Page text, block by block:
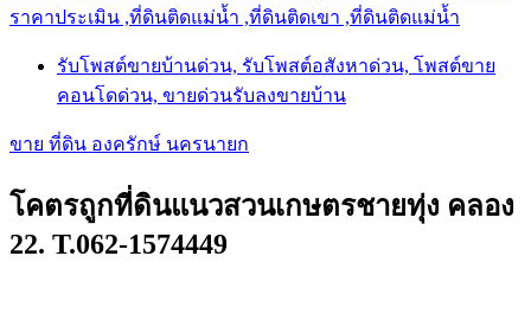
ราคาประเมิน ,ที่ดินติดแม่น้ำ ,ที่ดินติดเขา ,ที่ดินติดแม่น้ำ
รับโพสต์ขายบ้านด่วน, รับโพสต์อสังหาด่วน, โพสต์ขาย
คอนโดด่วน, ขายด่วนรับลงขายบ้าน
ขาย ที่ดิน องครักษ์ นครนายก
โคตรถูกที่ดินแนวสวนเกษตรชายทุ่ง คลอง
22. T.062-1574449